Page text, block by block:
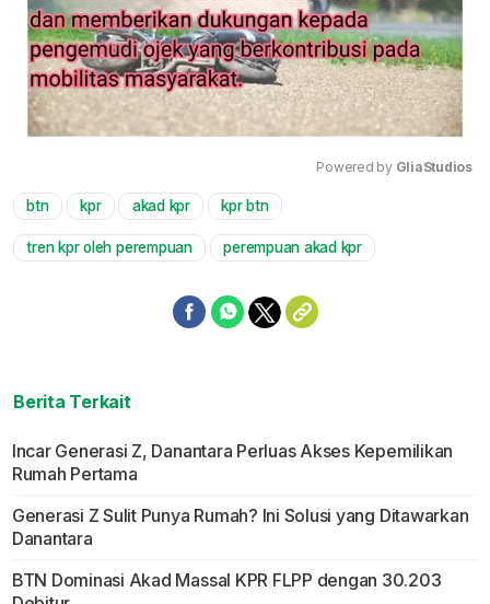
Powered by GliaStudios
btn kpr akad kpr kpr btn
tren kpr oleh perempuan perempuan akad kpr
Berita Terkait
Incar Generasi Z, Danantara Perluas Akses Kepemilikan
Rumah Pertama
Generasi Z Sulit Punya Rumah? Ini Solusi yang Ditawarkan
Danantara
BTN Dominasi Akad Massal KPR FLPP dengan 30.203